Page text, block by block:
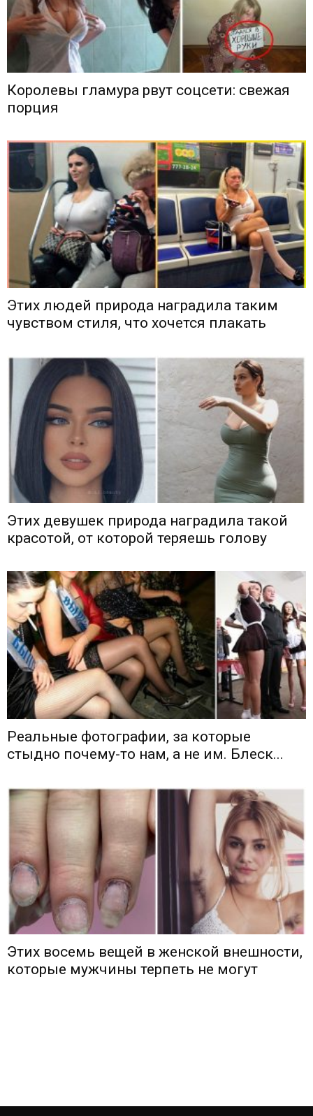
Королевы гламура рвут соцсети: свежая
порция
Этих людей природа наградила таким
чувством стиля, что хочется плакать
Этих девушек природа наградила такой
красотой, от которой теряешь голову
Реальные фотографии, за которые
стыдно почему-то нам, а не им. Блеск...
Этих восемь вещей в женской внешности,
которые мужчины терпеть не могут